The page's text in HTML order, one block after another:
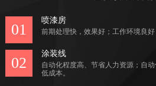
01
喷漆房
前期处理快，效果好；工作环境良好
02
涂装线
自动化程度高、节省人力资源；自
低成本。